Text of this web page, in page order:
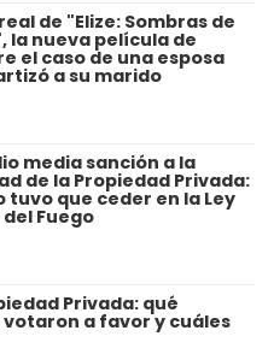
de "Elize: Sombras de
la nueva película de
el caso de una esposa
a su marido
media sanción a la
de la Propiedad Privada:
tuvo que ceder en la Ley
Fuego
Privada: qué
a favor y cuáles